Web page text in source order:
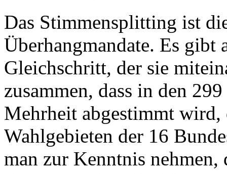
Das Stimmensplitting ist
Überhangmandate. Es gibt
Gleichschritt, der sie
zusammen, dass in den
Mehrheit abgestimmt
Wahlgebieten der 16
man zur Kenntnis nehmen,